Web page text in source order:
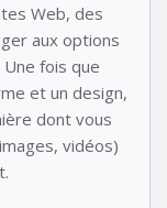
Web, des
aux options
fois que
et un design,
dont vous
vidéos)